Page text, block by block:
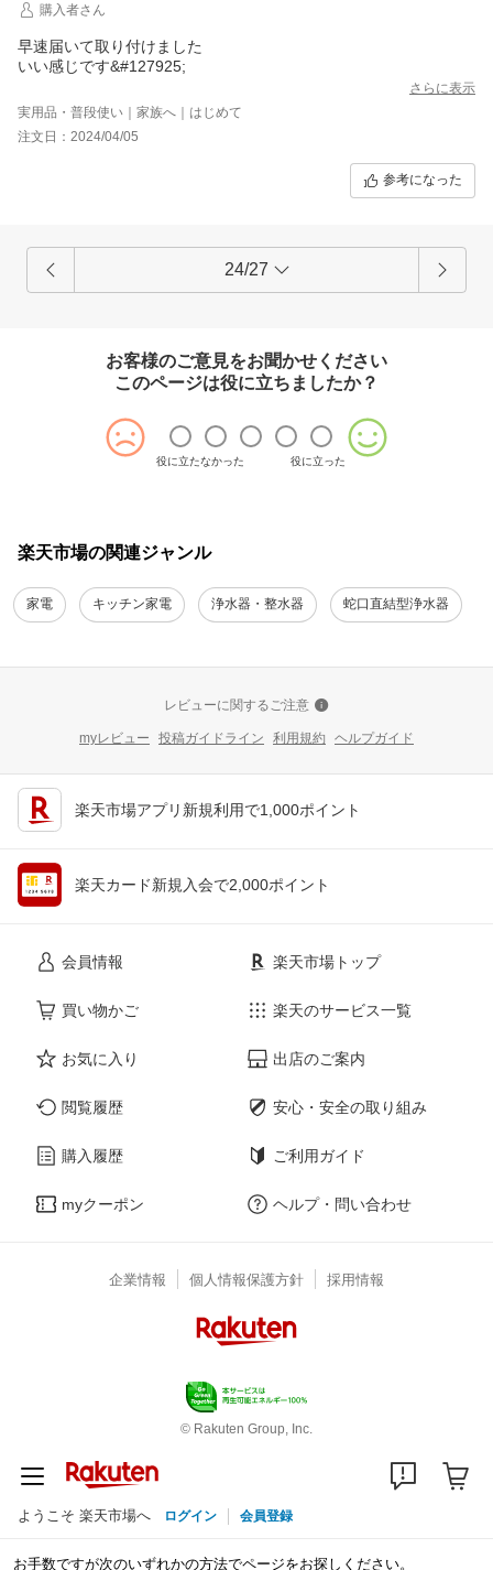
購入者さん
早速届いて取り付けました
いい感じです&#127925;
さらに表示
実用品・普段使い｜家族へ｜はじめて
注文日：2024/04/05
参考になった
24/27
お客様のご意見をお聞かせください
このページは役に立ちましたか？
役に立たなかった 役に立った
楽天市場の関連ジャンル
家電 キッチン家電 浄水器・整水器 蛇口直結型浄水器
レビューに関するご注意
myレビュー 投稿ガイドライン 利用規約 ヘルプガイド
楽天市場アプリ新規利用で1,000ポイント
楽天カード新規入会で2,000ポイント
会員情報
買い物かご
お気に入り
閲覧履歴
購入履歴
myクーポン
楽天市場トップ
楽天のサービス一覧
出店のご案内
安心・安全の取り組み
ご利用ガイド
ヘルプ・問い合わせ
企業情報 個人情報保護方針 採用情報
© Rakuten Group, Inc.
ようこそ 楽天市場へ ログイン 会員登録
お手数ですが次のいずれかの方法でページをお探しください。